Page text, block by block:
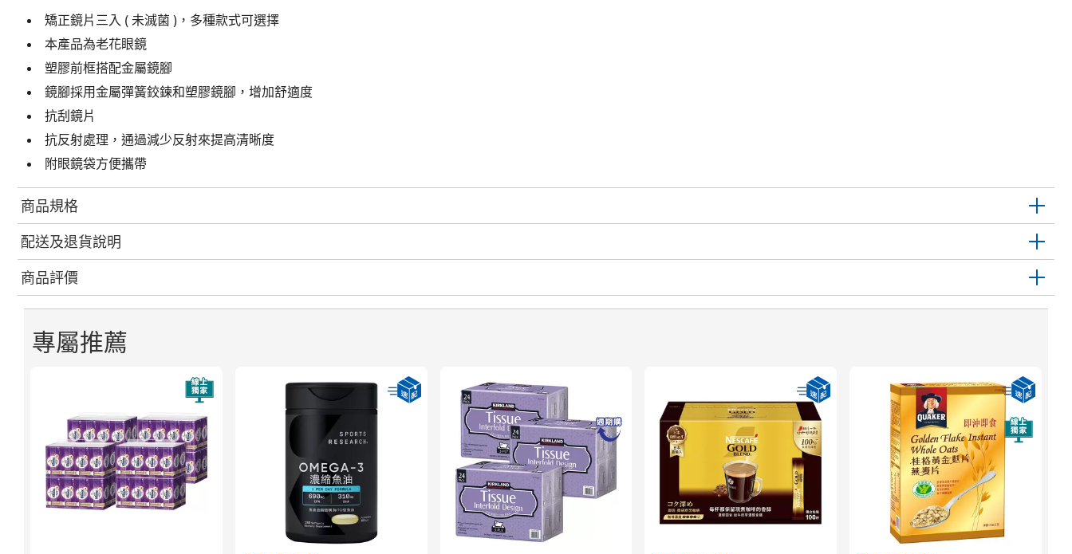
矯正鏡片三入 ( 未滅菌 )，多種款式可選擇
本產品為老花眼鏡
塑膠前框搭配金屬鏡腳
鏡腳採用金屬彈簧鉸鍊和塑膠鏡腳，增加舒適度
抗刮鏡片
抗反射處理，通過減少反射來提高清晰度
附眼鏡袋方便攜帶
商品規格
配送及退貨說明
商品評價
專屬推薦